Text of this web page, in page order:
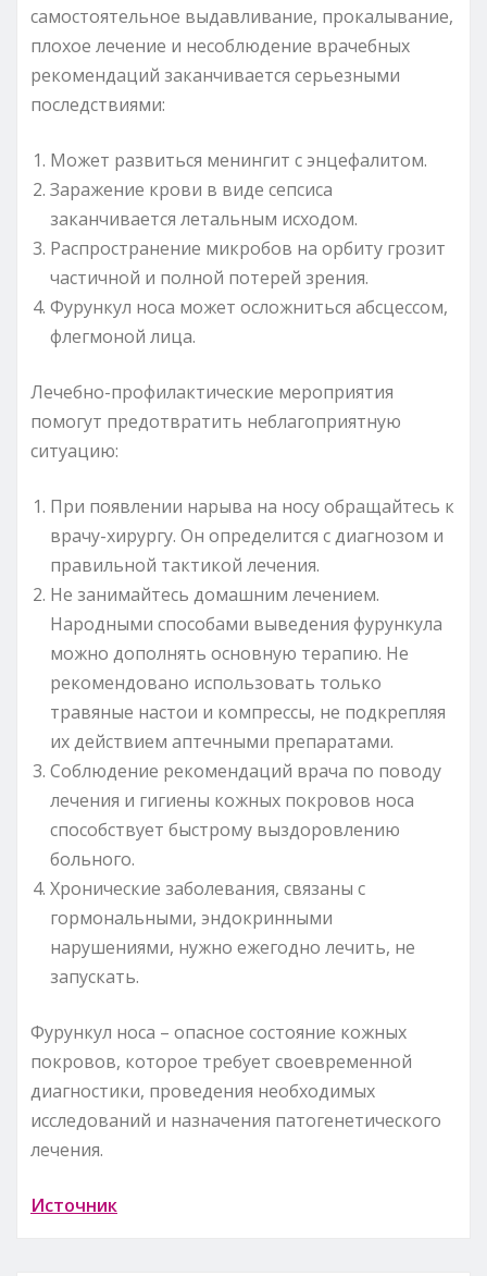
самостоятельное выдавливание, прокалывание,
плохое лечение и несоблюдение врачебных
рекомендаций заканчивается серьезными
последствиями:
Может развиться менингит с энцефалитом.
Заражение крови в виде сепсиса
заканчивается летальным исходом.
Распространение микробов на орбиту грозит
частичной и полной потерей зрения.
Фурункул носа может осложниться абсцессом,
флегмоной лица.
Лечебно-профилактические мероприятия
помогут предотвратить неблагоприятную
ситуацию:
При появлении нарыва на носу обращайтесь к
врачу-хирургу. Он определится с диагнозом и
правильной тактикой лечения.
Не занимайтесь домашним лечением.
Народными способами выведения фурункула
можно дополнять основную терапию. Не
рекомендовано использовать только
травяные настои и компрессы, не подкрепляя
их действием аптечными препаратами.
Соблюдение рекомендаций врача по поводу
лечения и гигиены кожных покровов носа
способствует быстрому выздоровлению
больного.
Хронические заболевания, связаны с
гормональными, эндокринными
нарушениями, нужно ежегодно лечить, не
запускать.
Фурункул носа – опасное состояние кожных
покровов, которое требует своевременной
диагностики, проведения необходимых
исследований и назначения патогенетического
лечения.
Источник